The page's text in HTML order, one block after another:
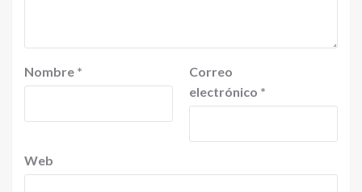
Nombre *
Correo
electrónico *
Web